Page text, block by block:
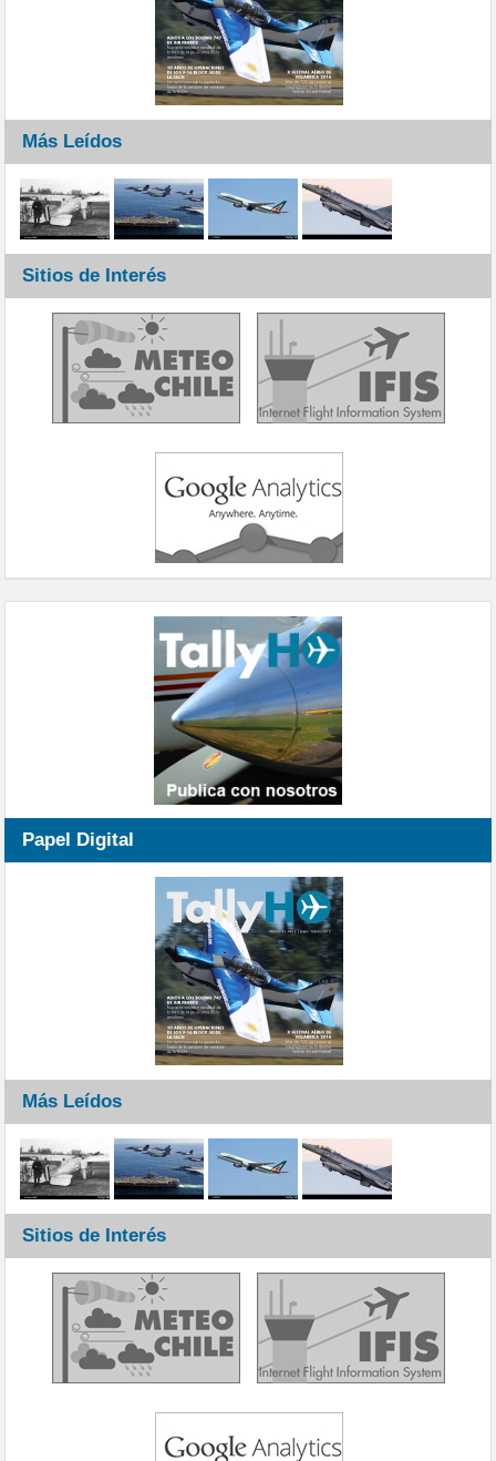
Más Leídos
Sitios de Interés
Papel Digital
Más Leídos
Sitios de Interés